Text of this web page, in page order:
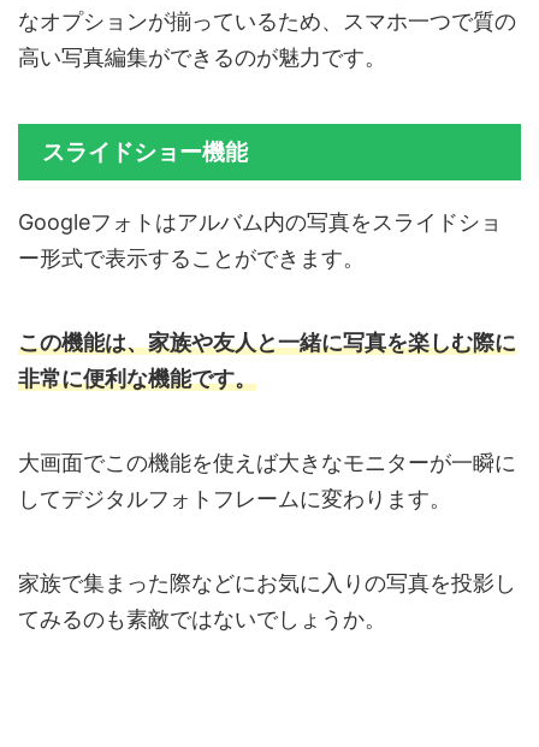
なオプションが揃っているため、スマホ一つで質の
高い写真編集ができるのが魅力です。
スライドショー機能
Googleフォトはアルバム内の写真をスライドショ
ー形式で表示することができます。
この機能は、家族や友人と一緒に写真を楽しむ際に
非常に便利な機能です。
大画面でこの機能を使えば大きなモニターが一瞬に
してデジタルフォトフレームに変わります。
家族で集まった際などにお気に入りの写真を投影し
てみるのも素敵ではないでしょうか。